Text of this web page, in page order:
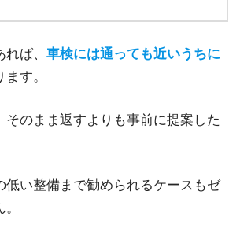
ば、 車検には通っても近いうちに
ます。
そのまま返すよりも事前に提案した
低い整備まで勧められるケースもゼ